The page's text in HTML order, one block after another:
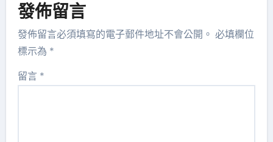
發佈留言
發佈留言必須填寫的電子郵件地址不會公開。 必填欄位
標示為 *
留言 *